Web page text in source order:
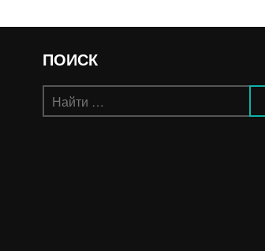
ПОИСК
Искать: